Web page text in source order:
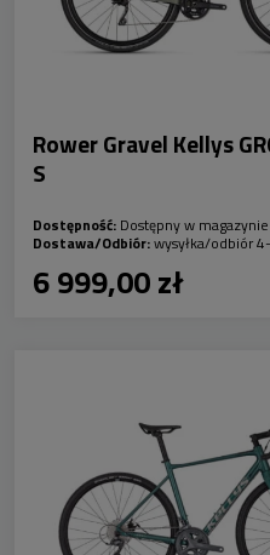
Rower Gravel Kellys
S
Dostępność: Dostępny w magazynie
Dostawa/Odbiór:wysyłka/odbiór
6 999,00 zł